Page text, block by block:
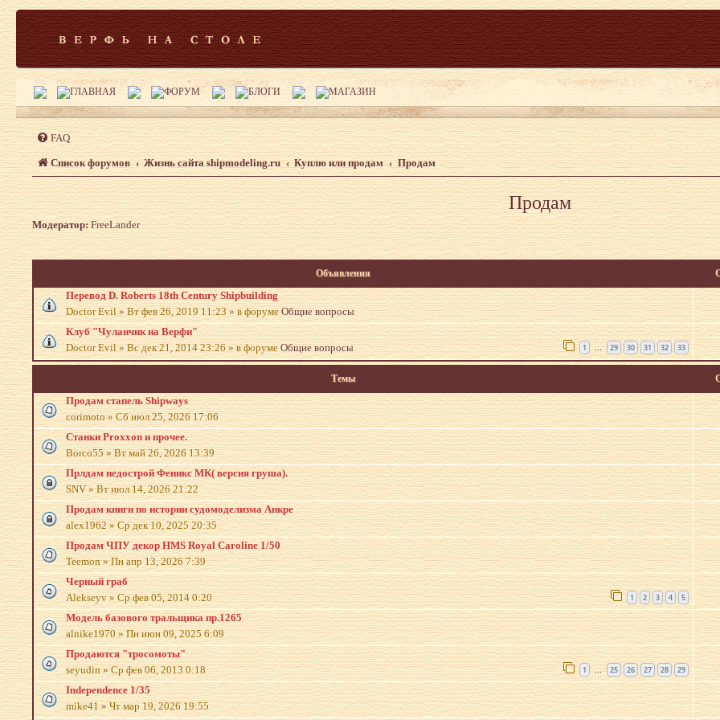
FAQ
Список форумов Жизнь сайта shipmodeling.ru Куплю или продам Продам
Продам
Модератор: FreeLander
Объявления
Перевод D. Roberts 18th Century Shipbuilding
Doctor Evil»Вт фев 26, 2019 11:23 » в форумеОбщие вопросы
Клуб "Чуланчик на Верфи"
Doctor Evil»Вс дек 21, 2014 23:26 » в форумеОбщие вопросы 1 … 29 30 31 32 33
Темы
Продам стапель Shipways
corimoto»Сб июл 25, 2026 17:06
Станки Proxxon и прочее.
Borco55»Вт май 26, 2026 13:39
Прлдам недострой Феникс МК( версия груша).
SNV»Вт июл 14, 2026 21:22
Продам книги по истории судомоделизма Анкре
alex1962»Ср дек 10, 2025 20:35
Продам ЧПУ декор HMS Royal Caroline 1/50
Teemon»Пн апр 13, 2026 7:39
Черный граб
Alekseyv»Ср фев 05, 2014 0:20 1 2 3 4 5
Модель базового тральщика пр.1265
alnike1970»Пн июн 09, 2025 6:09
Продаются "тросомоты"
seyudin»Ср фев 06, 2013 0:18 1 … 25 26 27 28 29
Independence 1/35
mike41»Чт мар 19, 2026 19:55